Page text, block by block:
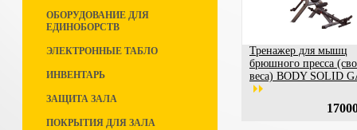
ОБОРУДОВАНИЕ ДЛЯ
ЕДИНОБОРСТВ
ЭЛЕКТРОННЫЕ ТАБЛО
ИНВЕНТАРЬ
ЗАЩИТА ЗАЛА
ПОКРЫТИЯ ДЛЯ ЗАЛА
Тренажер для мышц
брюшного пресса
веса) BODY SOLID